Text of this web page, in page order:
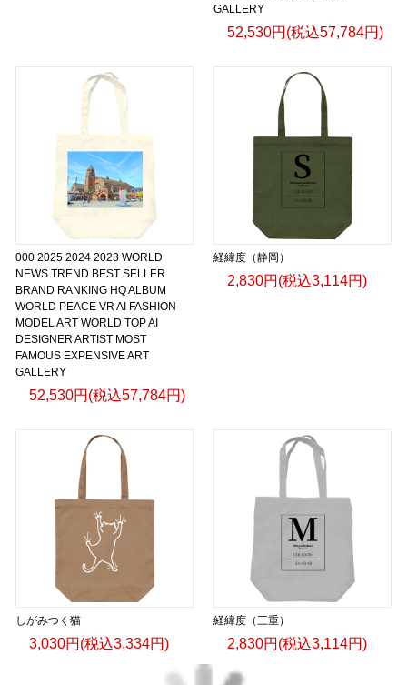
GALLERY
52,530円(税込57,784円)
000 2025 2024 2023 WORLD
NEWS TREND BEST SELLER
BRAND RANKING HQ ALBUM
WORLD PEACE VR AI FASHION
MODEL ART WORLD TOP AI
DESIGNER ARTIST MOST
FAMOUS EXPENSIVE ART
GALLERY
52,530円(税込57,784円)
経緯度（静岡）
2,830円(税込3,114円)
しがみつく猫
3,030円(税込3,334円)
経緯度（三重）
2,830円(税込3,114円)